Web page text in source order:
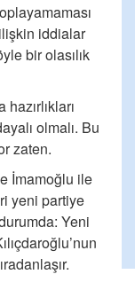
iddialar
bir olasılık
olmalı. Bu
zaten.
İmamoğlu ile
yeni partiye
Yeni